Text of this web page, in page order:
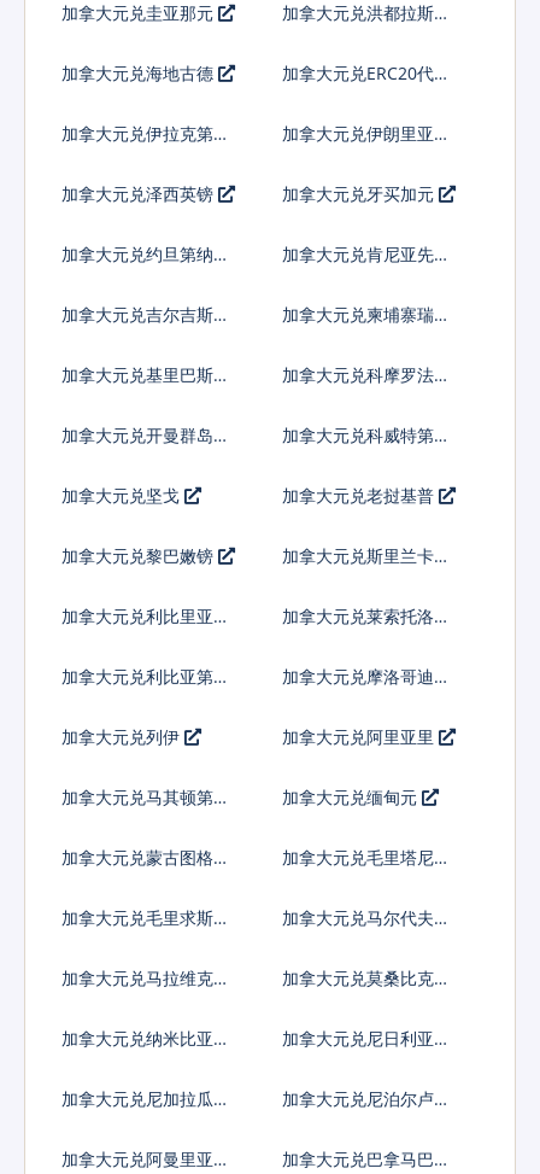
加拿大元兑圭亚那元
加拿大元兑洪都拉斯伦
加拿大元兑海地古德 加拿大元兑ERC20代币
加拿大元兑伊拉克第纳
加拿大元兑伊朗里亚尔
加拿大元兑泽西英镑 加拿大元兑牙买加元
加拿大元兑约旦第纳尔 加拿大元兑肯尼亚先令
加拿大元兑吉尔吉斯斯
加拿大元兑柬埔寨瑞尔
加拿大元兑基里巴斯元 加拿大元兑科摩罗法郎
加拿大元兑开曼群岛元
加拿大元兑科威特第纳
加拿大元兑坚戈 加拿大元兑老挝基普
加拿大元兑黎巴嫩镑
加拿大元兑斯里兰卡卢
加拿大元兑利比里亚元 加拿大元兑莱索托洛蒂
加拿大元兑利比亚第纳
加拿大元兑摩洛哥迪拉
加拿大元兑列伊 加拿大元兑阿里亚里
加拿大元兑马其顿第纳
加拿大元兑缅甸元
加拿大元兑蒙古图格里
加拿大元兑毛里塔尼亚
加拿大元兑毛里求斯卢
加拿大元兑马尔代夫拉
加拿大元兑马拉维克瓦
加拿大元兑莫桑比克梅
加拿大元兑纳米比亚元
加拿大元兑尼日利亚奈
加拿大元兑尼加拉瓜科
加拿大元兑尼泊尔卢比
加拿大元兑阿曼里亚尔
加拿大元兑巴拿马巴波